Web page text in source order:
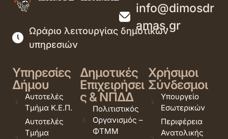
info@dimosdr
amas.gr
Ωράριο λειτουργίας δημοτικών
υπηρεσιών
Υπηρεσίες
Δήμου
Αυτοτελές
Τμήμα Κ.Ε.Π.
Αυτοτελές
Τμήμα
Δημοτικές
Επιχειρήσει
ς & ΝΠΔΔ
Πολιτιστικός
Οργανισμός –
ΦΤΜΜ
Χρήσιμοι
Σύνδεσμοι
Υπουργείο
Εσωτερικών
Περιφέρεια
Ανατολικής